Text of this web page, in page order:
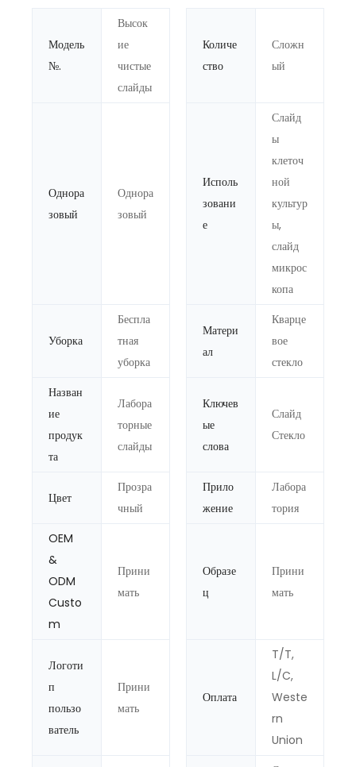
Модель
№.
Высок
ие
чистые
слайды
Количе
ство
Сложн
ый
Однора
зовый
Однора
зовый
Исполь
зовани
е
Слайд
ы
клеточ
ной
культур
ы,
слайд
микрос
копа
Уборка
Беспла
тная
уборка
Матери
ал
Кварце
вое
стекло
Назван
ие
продук
та
Лабора
торные
слайды
Ключев
ые
слова
Слайд
Стекло
Цвет
Прозра
чный
Прило
жение
Лабора
тория
OEM
&
ODM
Custo
m
Прини
мать
Образе
ц
Прини
мать
Логоти
п
пользо
ватель
Прини
мать
Оплата
T/T,
L/C,
Weste
rn
Union